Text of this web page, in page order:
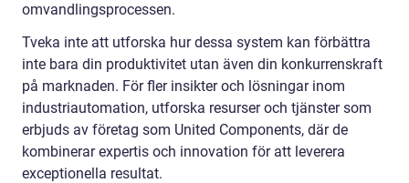
omvandlingsprocessen.
Tveka inte att utforska hur dessa system kan förbättra
inte bara din produktivitet utan även din konkurrenskraft
på marknaden. För fler insikter och lösningar inom
industriautomation, utforska resurser och tjänster som
erbjuds av företag som United Components, där de
kombinerar expertis och innovation för att leverera
exceptionella resultat.